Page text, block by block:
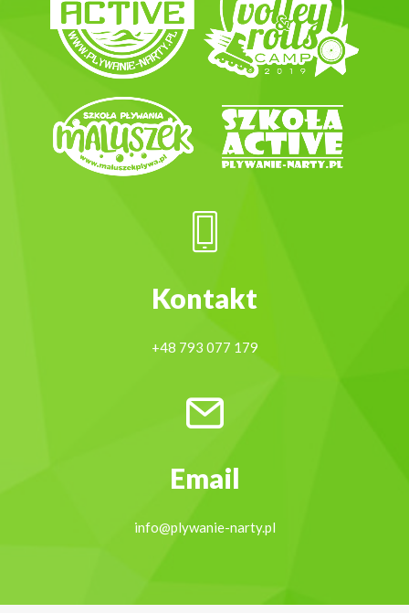
Kontakt
+48 793 077 179
Email
info@plywanie-narty.pl